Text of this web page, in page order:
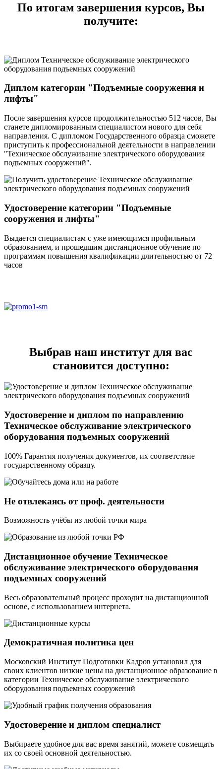
По итогам завершения курсов, Вы
получите:
Диплом категории "Подъемные сооружения и
лифты"
После завершения курсов продолжительностью 512 часов, Вы
станете дипломированным специалистом нового для себя
направления. С дипломом Государственного образца сможете
приступить к профессиональной деятельности в направлении
"Техническое обслуживание электрического оборудования
подъемных сооружений".
Удостоверение категории "Подъемные
сооружения и лифты"
Выдается специалистам с уже имеющимся профильным
образованием, и прошедшим дистанционное обучение по
программам повышения квалификации длительностью от 72
часов
Выбрав наш институт для вас
становится доступно:
Удостоверение и диплом по направлению
Техническое обслуживание электрического
оборудования подъемных сооружений
100% Гарантия получения документов, их соответствие
государственному образцу.
Не отвлекаясь от проф. деятельности
Возможность учёбы из любой точки мира
Дистанционное обучение Техническое
обслуживание электрического оборудования
подъемных сооружений
Весь образовательный процесс проходит на дистанционной
основе, с использованием интернета.
Демократичная политика цен
Московский Институт Подготовки Кадров установил для
своих клиентов низкие цены на дистанционное образование в
категории Техническое обслуживание электрического
оборудования подъемных сооружений
Удостоверение и диплом специалист
Выбираете удобное для вас время занятий, можете совмещать
их со своей основной деятельностью.